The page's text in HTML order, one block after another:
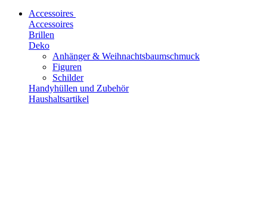
Accessoires
Accessoires
Brillen
Deko
Anhänger & Weihnachtsbaumschmuck
Figuren
Schilder
Handyhüllen und Zubehör
Haushaltsartikel